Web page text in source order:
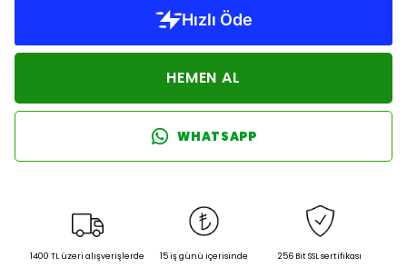
HEMEN AL
WHATSAPP
1400 TL üzeri alışverişlerde 15 iş günü içerisinde 256 Bit SSL sertifikası